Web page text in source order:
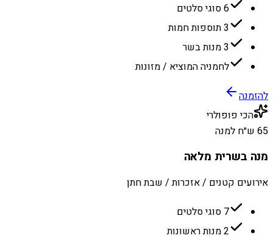
6 סוגי סלטים
3 תוספות חמות
3 מנות בשר
לחמניה המוציא / מזונות
להזמנה
הכי פופולרי
65 ש״ח למנה
מנה בשרית מלאה
אירועים קטנים / אזכרות / שבת חתן
7 סוגי סלטים
2 מנות ראשונות